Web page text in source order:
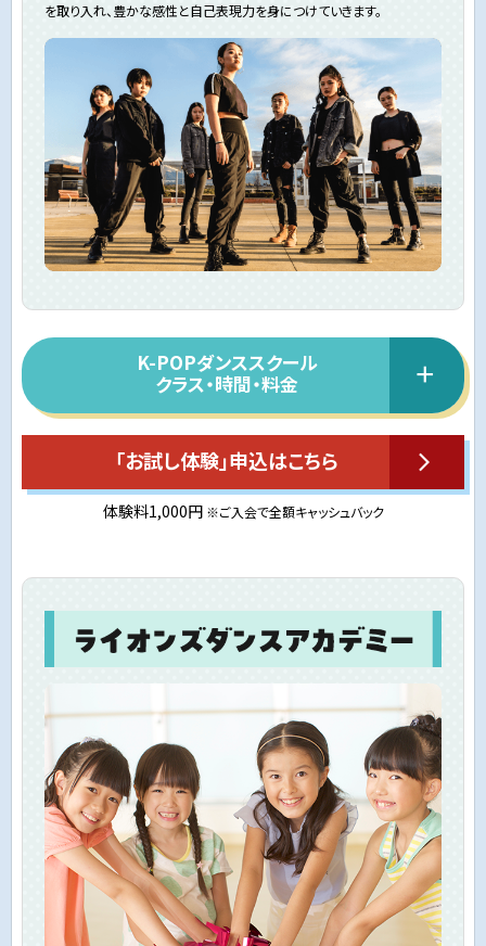
を取り入れ、豊かな感性と自己表現力を身につけていきます。
K-POPダンススクール
クラス・時間・料金
「お試し体験」申込はこちら
体験料1,000円※ご入会で全額キャッシュバック